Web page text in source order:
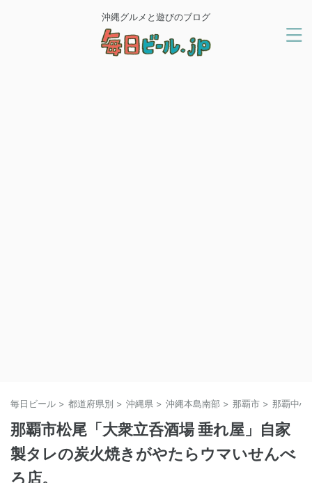
沖縄グルメと遊びのブログ
毎日ビール > 都道府県別 > 沖縄県 > 沖縄本島南部 > 那覇市 > 那覇中心
那覇市松尾「大衆立呑酒場 垂れ屋」自家
製タレの炭火焼きがやたらウマいせんべ
ろ店。